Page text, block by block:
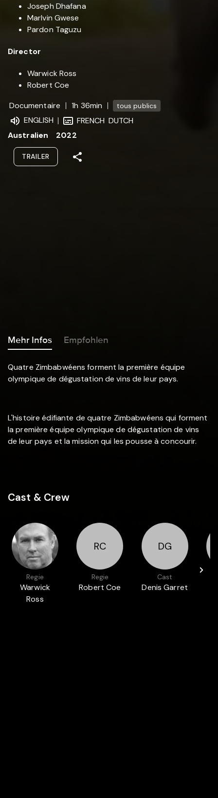
Joseph Dhafana
Marlvin Gwese
Pardon Taguzu
Director
Warwick Ross
Robert Coe
Documentaire
1h 36min tous publics
ENGLISH FRENCH DUTCH
Australien
2022
TRAILER
Mehr Infos Empfohlen
Quatre Zimbabwéens forment la première équipe
olympique de dégustation de vins de leur pays.
L'histoire édifiante de quatre Zimbabwéens qui forment
la première équipe olympique de dégustation de vins
de leur pays et la mission qui les pousse à concourir.
Cast & Crew
Regie
Warwick
Ross
RC
Regie
Robert Coe
DG
Cast
Denis Garret